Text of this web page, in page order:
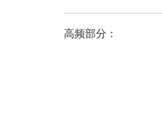
高频部分：